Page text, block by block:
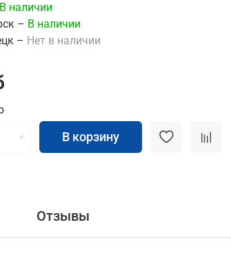
В наличии
– В наличии
– Нет в наличии
В корзину
Отзывы